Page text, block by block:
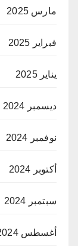
مارس 2025
فبراير 2025
يناير 2025
ديسمبر 2024
نوفمبر 2024
أكتوبر 2024
سبتمبر 2024
أغسطس 2024